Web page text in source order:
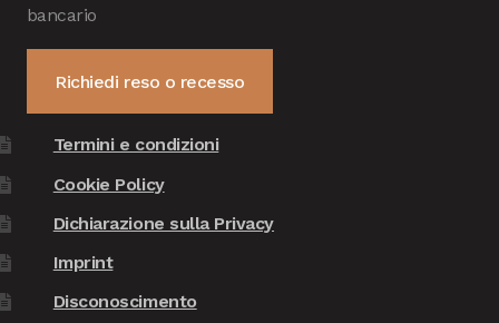
bancario
Richiedi reso o recesso
Termini e condizioni
Cookie Policy
Dichiarazione sulla Privacy
Imprint
Disconoscimento